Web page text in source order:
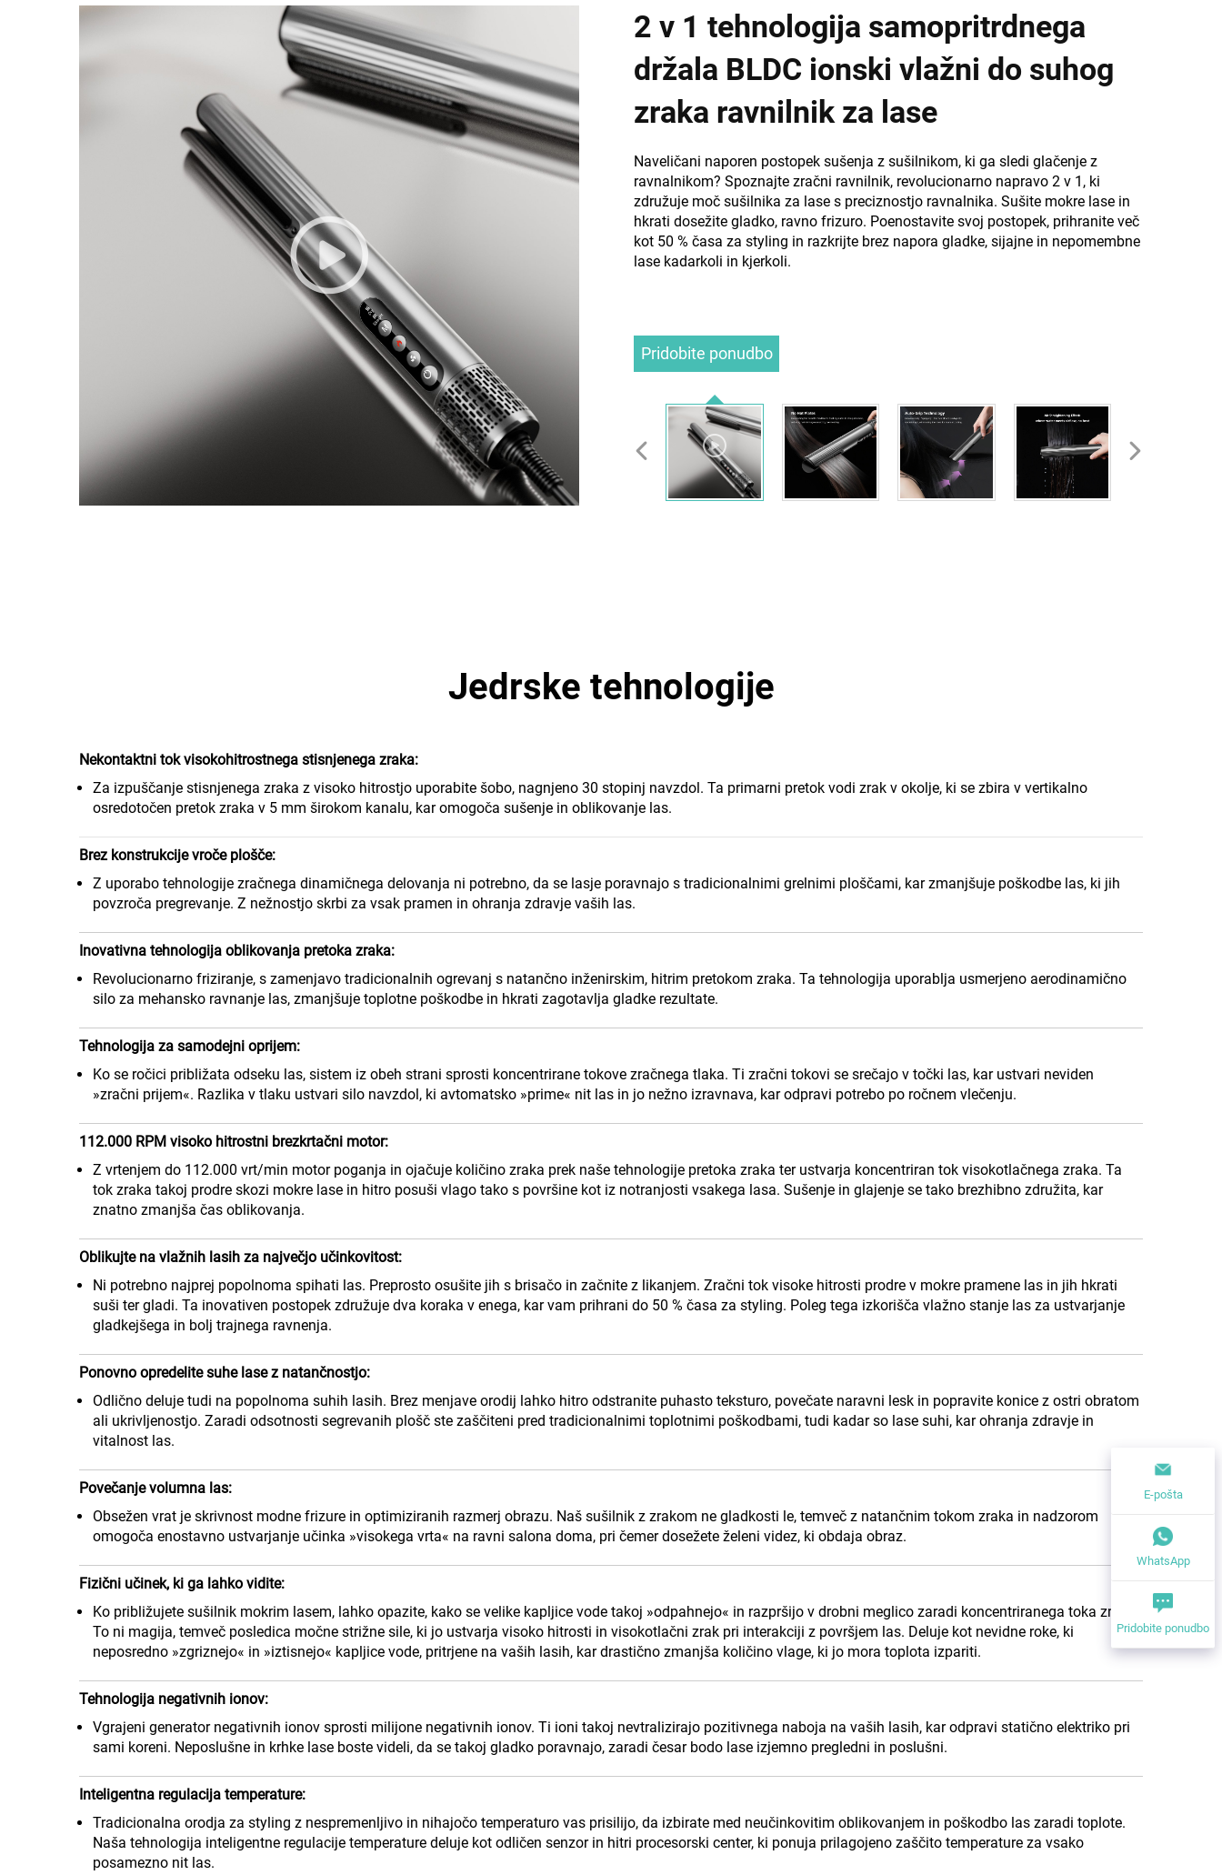
Infrardeči Sušilnik Za Lase
Plazemski Sušilnik Za Lase
2 v 1 tehnologija samopritrdnega
držala BLDC ionski vlažni do suhog
zraka ravnilnik za lase
Naveličani naporen postopek sušenja z sušilnikom, ki ga sledi glačenje z
ravnalnikom? Spoznajte zračni ravnilnik, revolucionarno napravo 2 v 1, ki
združuje moč sušilnika za lase s preciznostjo ravnalnika. Sušite mokre lase in
hkrati dosežite gladko, ravno frizuro. Poenostavite svoj postopek, prihranite več
kot 50 % časa za styling in razkrijte brez napora gladke, sijajne in nepomembne
lase kadarkoli in kjerkoli.
Pridobite ponudbo
Jedrske tehnologije
Nekontaktni tok visokohitrostnega stisnjenega zraka:
Za izpuščanje stisnjenega zraka z visoko hitrostjo uporabite šobo, nagnjeno 30 stopinj navzdol. Ta primarni pretok vodi zrak v okolje, ki se zbira v vertikalno
osredotočen pretok zraka v 5 mm širokom kanalu, kar omogoča sušenje in oblikovanje las.
Brez konstrukcije vroče plošče:
Z uporabo tehnologije zračnega dinamičnega delovanja ni potrebno, da se lasje poravnajo s tradicionalnimi grelnimi ploščami, kar zmanjšuje poškodbe las, ki jih
povzroča pregrevanje. Z nežnostjo skrbi za vsak pramen in ohranja zdravje vaših las.
Inovativna tehnologija oblikovanja pretoka zraka:
Revolucionarno friziranje, s zamenjavo tradicionalnih ogrevanj s natančno inženirskim, hitrim pretokom zraka. Ta tehnologija uporablja usmerjeno aerodinamično
silo za mehansko ravnanje las, zmanjšuje toplotne poškodbe in hkrati zagotavlja gladke rezultate.
Tehnologija za samodejni oprijem:
Ko se ročici približata odseku las, sistem iz obeh strani sprosti koncentrirane tokove zračnega tlaka. Ti zračni tokovi se srečajo v točki las, kar ustvari neviden
»zračni prijem«. Razlika v tlaku ustvari silo navzdol, ki avtomatsko »prime« nit las in jo nežno izravnava, kar odpravi potrebo po ročnem vlečenju.
112.000 RPM visoko hitrostni brezkrtačni motor:
Z vrtenjem do 112.000 vrt/min motor poganja in ojačuje količino zraka prek naše tehnologije pretoka zraka ter ustvarja koncentriran tok visokotlačnega zraka. Ta
tok zraka takoj prodre skozi mokre lase in hitro posuši vlago tako s površine kot iz notranjosti vsakega lasa. Sušenje in glajenje se tako brezhibno združita, kar
znatno zmanjša čas oblikovanja.
Oblikujte na vlažnih lasih za največjo učinkovitost:
Ni potrebno najprej popolnoma spihati las. Preprosto osušite jih s brisačo in začnite z likanjem. Zračni tok visoke hitrosti prodre v mokre pramene las in jih hkrati
suši ter gladi. Ta inovativen postopek združuje dva koraka v enega, kar vam prihrani do 50 % časa za styling. Poleg tega izkorišča vlažno stanje las za ustvarjanje
gladkejšega in bolj trajnega ravnenja.
Ponovno opredelite suhe lase z natančnostjo:
Odlično deluje tudi na popolnoma suhih lasih. Brez menjave orodij lahko hitro odstranite puhasto teksturo, povečate naravni lesk in popravite konice z ostri obratom
ali ukrivljenostjo. Zaradi odsotnosti segrevanih plošč ste zaščiteni pred tradicionalnimi toplotnimi poškodbami, tudi kadar so lase suhi, kar ohranja zdravje in
vitalnost las.
Povečanje volumna las:
Obsežen vrat je skrivnost modne frizure in optimiziranih razmerj obrazu. Naš sušilnik z zrakom ne gladkosti le, temveč z natančnim tokom zraka in nadzorom
omogoča enostavno ustvarjanje učinka »visokega vrta« na ravni salona doma, pri čemer dosežete želeni videz, ki obdaja obraz.
Fizični učinek, ki ga lahko vidite:
Ko približujete sušilnik mokrim lasem, lahko opazite, kako se velike kapljice vode takoj »odpahnejo« in razpršijo v drobni meglico zaradi koncentriranega toka zraka.
To ni magija, temveč posledica močne strižne sile, ki jo ustvarja visoko hitrosti in visokotlačni zrak pri interakciji z površjem las. Deluje kot nevidne roke, ki
neposredno »zgriznejo« in »iztisnejo« kapljice vode, pritrjene na vaših lasih, kar drastično zmanjša količino vlage, ki jo mora toplota izpariti.
Tehnologija negativnih ionov:
Vgrajeni generator negativnih ionov sprosti milijone negativnih ionov. Ti ioni takoj nevtralizirajo pozitivnega naboja na vaših lasih, kar odpravi statično elektriko pri
sami koreni. Neposlušne in krhke lase boste videli, da se takoj gladko poravnajo, zaradi česar bodo lase izjemno pregledni in poslušni.
Inteligentna regulacija temperature:
Tradicionalna orodja za styling z nespremenljivo in nihajočo temperaturo vas prisilijo, da izbirate med neučinkovitim oblikovanjem in poškodbo las zaradi toplote.
Naša tehnologija inteligentne regulacije temperature deluje kot odličen senzor in hitri procesorski center, ki ponuja prilagojeno zaščito temperature za vsako
posamezno nit las.
E-pošta
WhatsApp
Pridobite ponudbo